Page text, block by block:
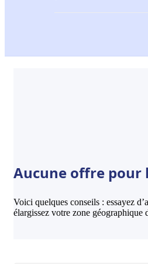
Aucune offre pour
Voici quelques conseils : essayez
élargissez votre zone géographique